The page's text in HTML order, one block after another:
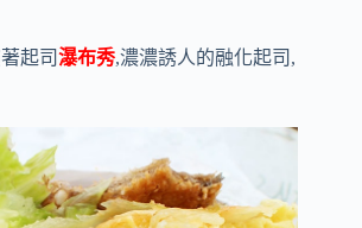
起司瀑布秀,濃濃誘人的融化起司,